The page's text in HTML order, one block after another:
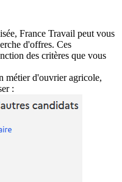
France Travail peut vous
d'offres. Ces
des critères que vous
métier d'ouvrier agricole,
: